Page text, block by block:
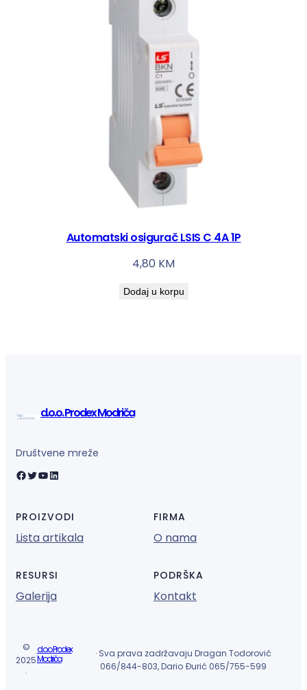
Automatski osigurač LSIS C 4A 1P
4,80 KM
Dodaj u korpu
d.o.o. Prodex Modriča
Društvene mreže
Facebook Twitter YouTube LinkedIn
PROIZVODI
Lista artikala
FIRMA
O nama
RESURSI
Galerija
PODRŠKA
Kontakt
©
2025
·
d.o.o. Prodex
Modriča
· Sva prava zadržavaju Dragan Todorović
066/844-803, Dario Đurić 065/755-599